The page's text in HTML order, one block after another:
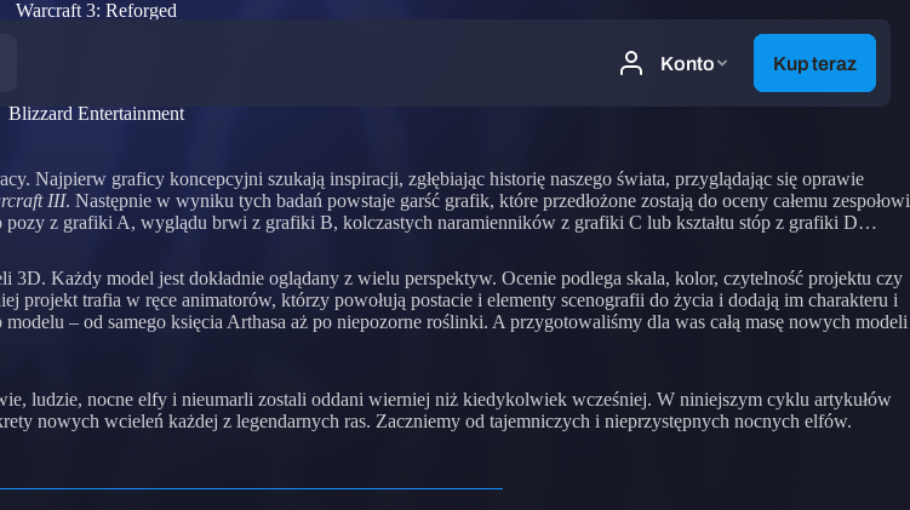
Warcraft 3: Reforged
Blizzard Entertainment
Najpierw graficy koncepcyjni szukają inspiracji, zgłębiając historię naszego świata, przyglądając się oprawie
III. Następnie w wyniku tych badań powstaje garść grafik, które przedłożone zostają do oceny całemu zespołowi
pozy z grafiki A, wyglądu brwi z grafiki B, kolczastych naramienników z grafiki C lub kształtu stóp z grafiki D…
Każdy model jest dokładnie oglądany z wielu perspektyw. Ocenie podlega skala, kolor, czytelność projektu czy
projekt trafia w ręce animatorów, którzy powołują postacie i elementy scenografii do życia i dodają im charakteru i
– od samego księcia Arthasa aż po niepozorne roślinki. A przygotowaliśmy dla was całą masę nowych modeli
ludzie, nocne elfy i nieumarli zostali oddani wierniej niż kiedykolwiek wcześniej. W niniejszym cyklu artykułów
nowych wcieleń każdej z legendarnych ras. Zaczniemy od tajemniczych i nieprzystępnych nocnych elfów.